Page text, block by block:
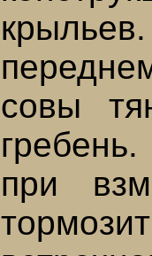
совы
при